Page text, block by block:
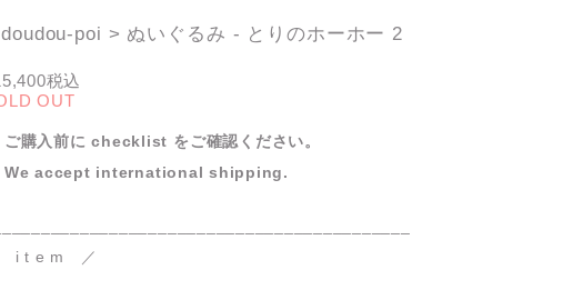
poi > ぬいぐるみ - とりのホーホー 2
税込
OUT
ご購入前に checklist をご確認ください。
We accept international shipping.
i t e m ／